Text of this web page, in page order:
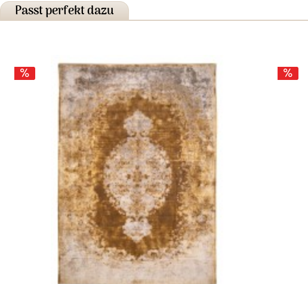
Passt perfekt dazu